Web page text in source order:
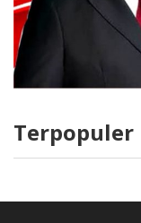
Terpopuler